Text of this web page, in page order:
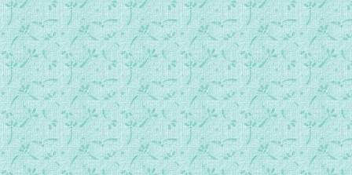
第0237首 宣教的心连起来.mp3
第0238首 不要问.mp3
第0239首 进入你的内室.mp3
第0240首 圣灵带着你我走.mp3
第0241首 主我心依靠你.mp3
第0242首 耶稣给你指出方向.mp3